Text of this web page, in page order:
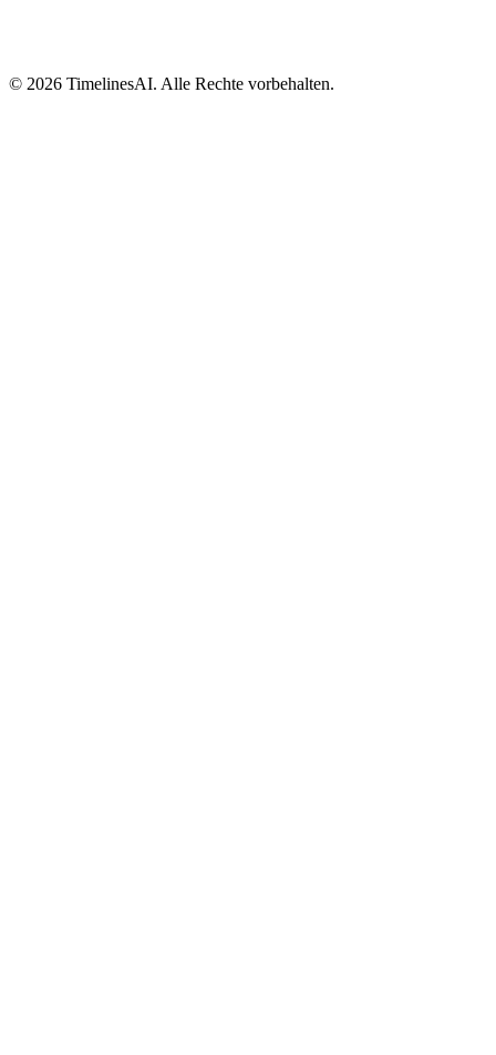
© 2026 TimelinesAI. Alle Rechte vorbehalten.